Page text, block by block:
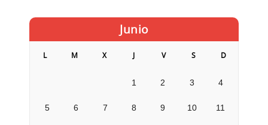
Junio
L M X J V S D
1 2 3 4
5 6 7 8 9 10 11